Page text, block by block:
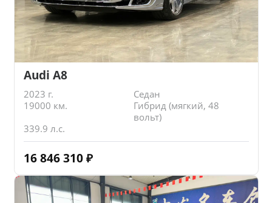
Audi A8
2023 г.
Седан
19000 км.
Гибрид (мягкий, 48
вольт)
339.9 л.с.
16 846 310 ₽